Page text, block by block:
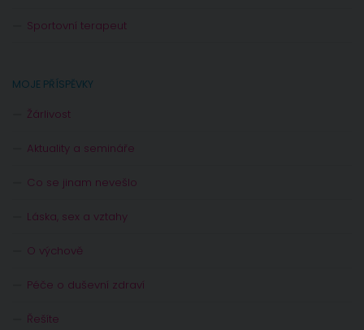
Sportovní terapeut
MOJE PŘÍSPĚVKY
Žárlivost
Aktuality a semináře
Co se jinam nevešlo
Láska, sex a vztahy
O výchově
Péče o duševní zdraví
Řešíte